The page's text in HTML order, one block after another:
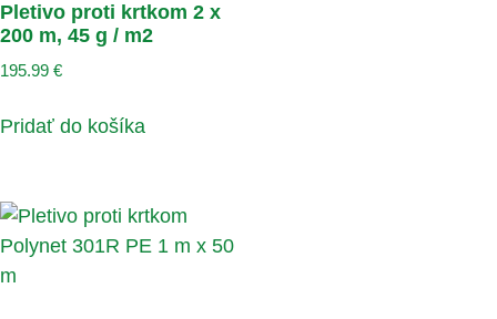
Pletivo proti krtkom 2 x
200 m, 45 g / m2
195.99 €
Pridať do košíka